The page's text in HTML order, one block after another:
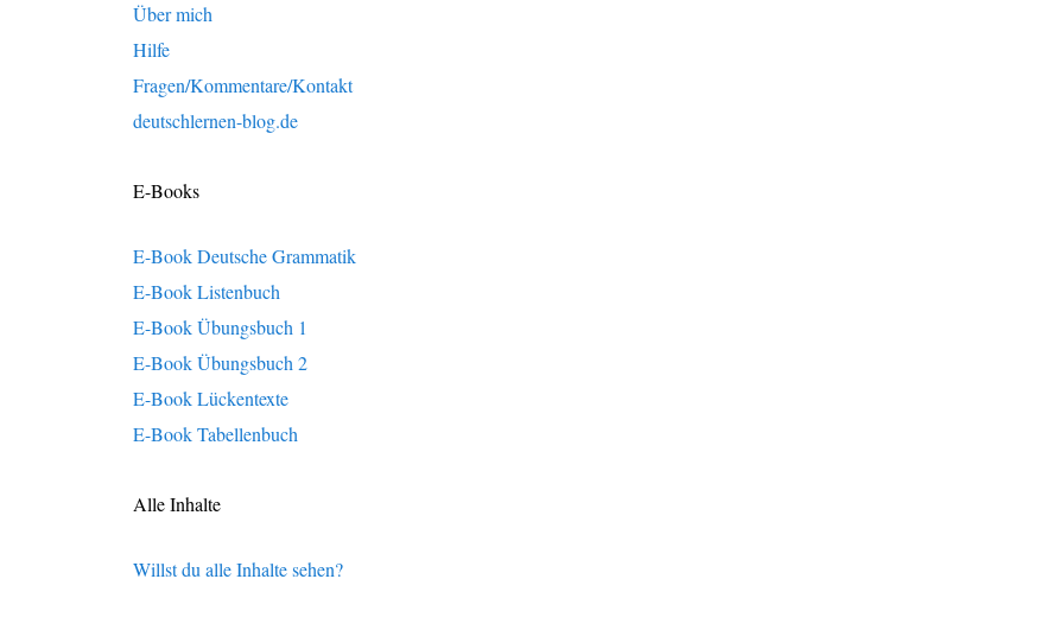
Über mich
Hilfe
Fragen/Kommentare/Kontakt
deutschlernen-blog.de
E-Books
E-Book Deutsche Grammatik
E-Book Listenbuch
E-Book Übungsbuch 1
E-Book Übungsbuch 2
E-Book Lückentexte
E-Book Tabellenbuch
Alle Inhalte
Willst du alle Inhalte sehen?